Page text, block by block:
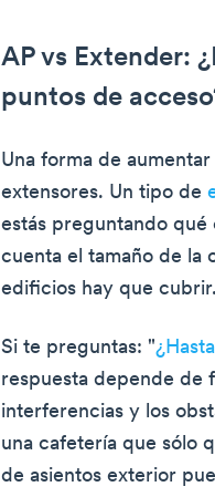
AP vs Extender:
puntos de
Una forma de
extensores. Un tipo de
estás preguntando qué
cuenta el tamaño de la
edificios hay que
Si te preguntas: "
respuesta depende de
interferencias y los
una cafetería que sólo
de asientos exterior